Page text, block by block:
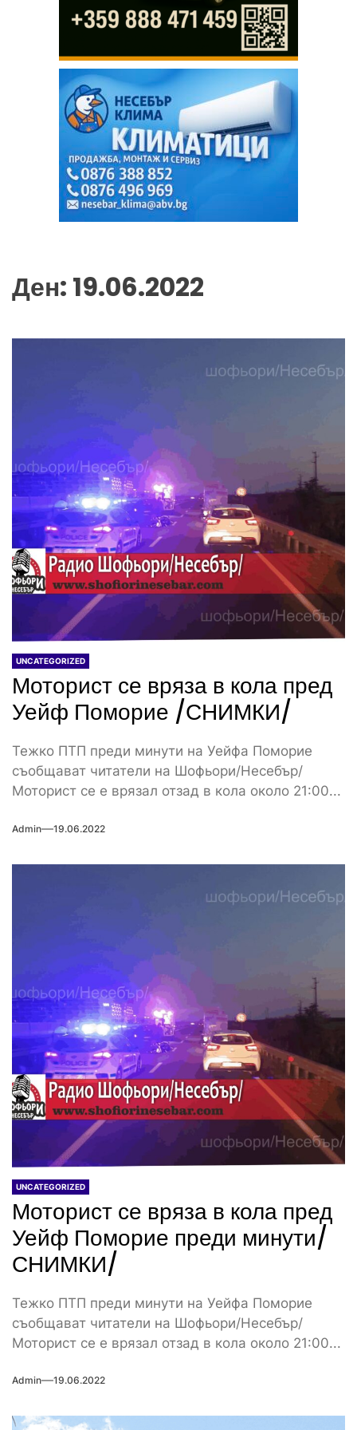
Ден: 19.06.2022
UNCATEGORIZED
Моторист се вряза в кола пред
Уейф Поморие /СНИМКИ/
Тежко ПТП преди минути на Уейфа Поморие
съобщават читатели на Шофьори/Несебър/
Моторист се е врязал отзад в кола около 21:00...
Admin 19.06.2022
UNCATEGORIZED
Моторист се вряза в кола пред
Уейф Поморие преди минути/
СНИМКИ/
Тежко ПТП преди минути на Уейфа Поморие
съобщават читатели на Шофьори/Несебър/
Моторист се е врязал отзад в кола около 21:00...
Admin 19.06.2022